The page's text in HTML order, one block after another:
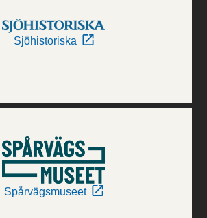
Sjöhistoriska
Spårvägsmuseet